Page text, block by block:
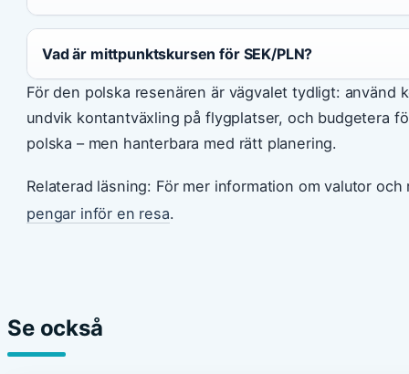
Vad är mittpunktskursen för SEK/PLN?
För den polska resenären är vägvalet tydligt: använd
undvik kontantväxling på flygplatser, och budgetera
polska – men hanterbara med rätt planering.
Relaterad läsning: För mer information om valutor
pengar inför en resa.
Se också